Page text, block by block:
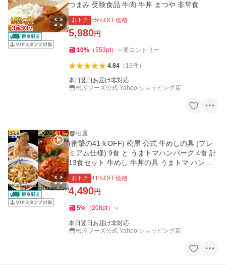
つまみ 受験食品 牛肉 牛丼 まつや 非常食
おトク 55%OFF価格
5,980円
10% （553pt） 要エントリー
4.84（ 19件）
本日翌日お届け非対応
松屋フーズ公式 Yahoo!ショッピング店
松屋
(衝撃の41％OFF) 松屋 公式 牛めしの具 (プレ
ミアム仕様) 9食 と うまトマハンバーグ 4食 計
13食セット 牛めし 牛丼の具 うまトマ ハンバ
ーグ トマト 非常食
おトク 41%OFF価格
4,490円
5% （208pt）
本日翌日お届け非対応
松屋フーズ公式 Yahoo!ショッピング店